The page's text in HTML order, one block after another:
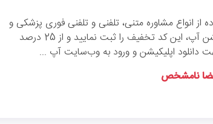
از انواع مشاوره متنی، تلفنی و تلفنی فوری پزشکی و
روانشناسی از طریق اپلیکیشن آپ، این کد تخفیف را ثبت نمایید و از 25 درصد
دانلود اپلیکیشن و ورود به وب‌سایت آپ ...
نامشخص